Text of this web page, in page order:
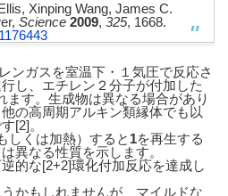
Xinping Wang, James C.
Science 2009, 325, 1668.
ンガスを室温下・１気圧で反応さ
し、エチレン２分子が付加した
ます。生成物は異なる場合があり
の高周期アルキン類縁体でも以
[2]。
しくは加熱）すると 1を再生する
異なる性質を示します。
的な[2+2]環化付加反応を達成し
かもしれませんが、マイルドな